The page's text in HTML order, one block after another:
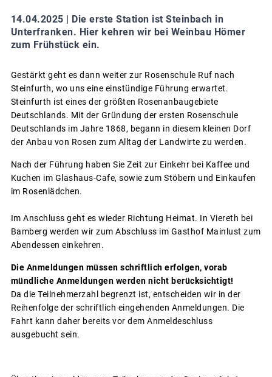
14.04.2025 | Die erste Station ist Steinbach in
Unterfranken. Hier kehren wir bei Weinbau Hömer
zum Frühstück ein.
Gestärkt geht es dann weiter zur Rosenschule Ruf nach
Steinfurth, wo uns eine einstündige Führung erwartet.
Steinfurth ist eines der größten Rosenanbaugebiete
Deutschlands. Mit der Gründung der ersten Rosenschule
Deutschlands im Jahre 1868, begann in diesem kleinen Dorf
der Anbau von Rosen zum Alltag der Landwirte zu werden.
Nach der Führung haben Sie Zeit zur Einkehr bei Kaffee und
Kuchen im Glashaus-Cafe, sowie zum Stöbern und Einkaufen
im Rosenlädchen.
Im Anschluss geht es wieder Richtung Heimat. In Viereth bei
Bamberg werden wir zum Abschluss im Gasthof Mainlust zum
Abendessen einkehren.
Die Anmeldungen müssen schriftlich erfolgen, vorab
mündliche Anmeldungen werden nicht berücksichtigt!
Da die Teilnehmerzahl begrenzt ist, entscheiden wir in der
Reihenfolge der schriftlich eingehenden Anmeldungen. Die
Fahrt kann daher bereits vor dem Anmeldeschluss
ausgebucht sein.